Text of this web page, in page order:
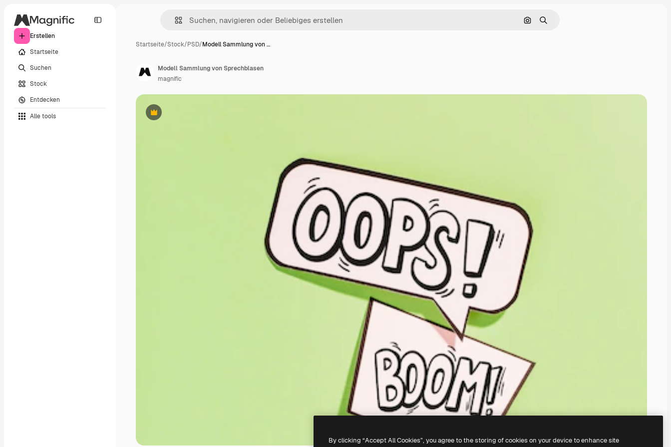
Erstellen
Startseite
Suchen
Stock
Entdecken
Alle tools
Nach Bild suchen
Suchen
Startseite/Stock/PSD/Modell Sammlung von …
Premium
Modell Sammlung von Sprechblasen
magnific
By clicking “Accept All Cookies”, you agree to the storing of cookies on your device to enhance site